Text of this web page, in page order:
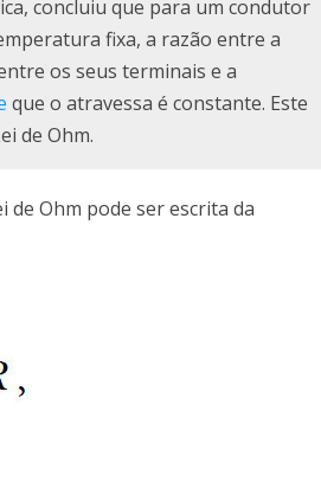
concluiu que para um condutor
fixa, a razão entre a
os seus terminais e a
que o atravessa é constante. Este
de Ohm.
de Ohm pode ser escrita da